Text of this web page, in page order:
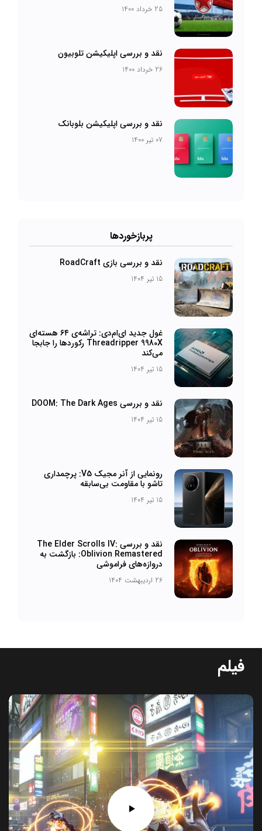
25 خرداد 1400
نقد و بررسی اپلیکیشن تلوبیون
26 خرداد 1400
نقد و بررسی اپلیکیشن بلوبانک
07 تیر 1400
پربازخورد‌ها
نقد و بررسی بازی RoadCraft
15 تیر 1404
غول جدید ای‌ام‌دی: تراشه‌ی ۶۴ هسته‌ای
Threadripper 9980X رکوردها را جابجا
می‌کند
15 تیر 1404
نقد و بررسی DOOM: The Dark Ages
15 تیر 1404
رونمایی از آنر مجیک V5: پرچمداری
تاشو با مقاومت بی‌سابقه
15 تیر 1404
نقد و بررسی The Elder Scrolls IV:
Oblivion Remastered: بازگشت به
دروازه‌های فراموشی
26 اردیبهشت 1404
فیلم